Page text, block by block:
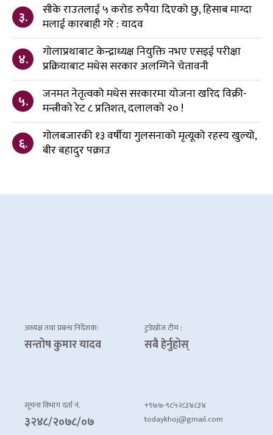
३.
सीके राउतलाई ५ करोड रुपैया दिएको छु, हिसाब माग्दा
मलाई कारबाही गरे : यादव
४.
गोलाप्रथाबाट केन्द्राध्यक्ष नियुक्ति नभए एसइई परीक्षा
प्रक्रियाबाट मधेस सरकार अलग्गिने चेतावनी
५.
जनमत नेतृत्वको मधेस सरकारमा योजना खरिद विक्री-
मन्त्रीको रेट ८ प्रतिशत, दलालको २० !
६.
गोलबजारकी १३ वर्षीया गुलसनाको मृत्यूको रहस्य खुल्यो,
बीर बहादुर पक्राउ
अध्यक्ष तथा प्रबन्ध निर्देशक:
सन्तोष कुमार यादव
टुडेखोज टीम :
सबै हेर्नुहोस्
सूचना विभाग दर्ता नं.
३२४८/२०७८/०७
+९७७-९८५२८३४८३४
todaykhoj@gmail.com